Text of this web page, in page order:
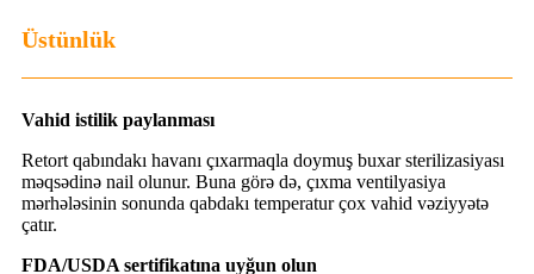
Üstünlük
Vahid istilik paylanması
Retort qabındakı havanı çıxarmaqla doymuş buxar sterilizasiyası
məqsədinə nail olunur. Buna görə də, çıxma ventilyasiya
mərhələsinin sonunda qabdakı temperatur çox vahid vəziyyətə
çatır.
FDA/USDA sertifikatına uyğun olun